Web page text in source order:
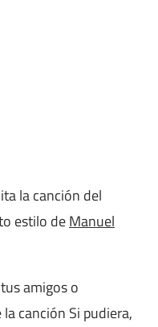
la canción del
estilo deManuel
amigos o
canción Si pudiera,